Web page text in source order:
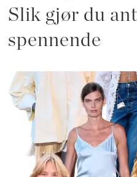
Slik gjør du
spennende